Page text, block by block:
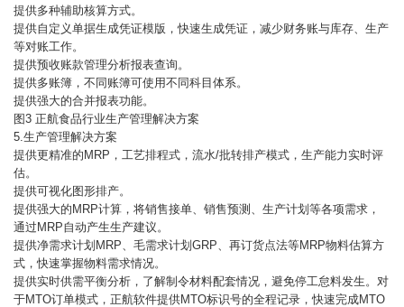
提供多种辅助核算方式。
提供自定义单据生成凭证模版，快速生成凭证，减少财务账与库存、生产
等对账工作。
提供预收账款管理分析报表查询。
提供多账簿，不同账簿可使用不同科目体系。
提供强大的合并报表功能。
图3 正航食品行业生产管理解决方案
5.生产管理解决方案
提供更精准的MRP，工艺排程式，流水/批转排产模式，生产能力实时评
估。
提供可视化图形排产。
提供强大的MRP计算，将销售接单、销售预测、生产计划等各项需求，
通过MRP自动产生生产建议。
提供净需求计划MRP、毛需求计划GRP、再订货点法等MRP物料估算方
式，快速掌握物料需求情况。
提供实时供需平衡分析，了解制令材料配套情况，避免停工怠料发生。对
于MTO订单模式，正航软件提供MTO标识号的全程记录，快速完成MTO